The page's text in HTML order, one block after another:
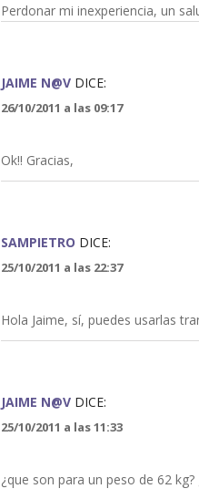
Perdonar mi inexperiencia, un
JAIME N@V DICE:
26/10/2011 a las 09:17
Ok!! Gracias,
SAMPIETRO DICE:
25/10/2011 a las 22:37
Hola Jaime, sí, puedes usarlas
JAIME N@V DICE:
25/10/2011 a las 11:33
¿que son para un peso de 62